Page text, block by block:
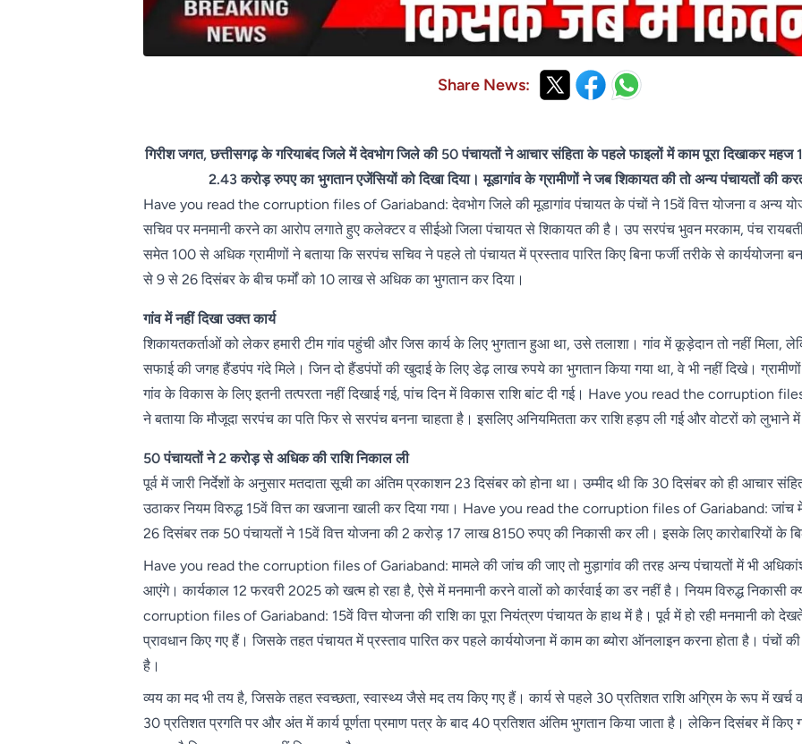
Share News:
गिरीश जगत, छत्तीसगढ़ के गरियाबंद जिले में देवभोग जिले की 50 पंचायतों ने आचार संहिता के पहले फाइलों में काम पूरा दिखाकर महज
2.43 करोड़ रुपए का भुगतान एजेंसियों को दिखा दिया। मूडागांव के ग्रामीणों ने जब शिकायत की तो अन्य पंचायतों की
Have you read the corruption files of Gariaband: देवभोग जिले की मूडागांव पंचायत के पंचों ने 15वें वित्त योजना व अन्य
सचिव पर मनमानी करने का आरोप लगाते हुए कलेक्टर व सीईओ जिला पंचायत से शिकायत की है। उप सरपंच भुवन मरकाम, पंच रायबती
समेत 100 से अधिक ग्रामीणों ने बताया कि सरपंच सचिव ने पहले तो पंचायत में प्रस्ताव पारित किए बिना फर्जी तरीके से कार्ययोजना
से 9 से 26 दिसंबर के बीच फर्मों को 10 लाख से अधिक का भुगतान कर दिया।
गांव में नहीं दिखा उक्त कार्य
शिकायतकर्ताओं को लेकर हमारी टीम गांव पहुंची और जिस कार्य के लिए भुगतान हुआ था, उसे तलाशा। गांव में कूड़ेदान तो नहीं मिला,
सफाई की जगह हैंडपंप गंदे मिले। जिन दो हैंडपंपों की खुदाई के लिए डेढ़ लाख रुपये का भुगतान किया गया था, वे भी नहीं दिखे।
गांव के विकास के लिए इतनी तत्परता नहीं दिखाई गई, पांच दिन में विकास राशि बांट दी गई। Have you read the corruption
ने बताया कि मौजूदा सरपंच का पति फिर से सरपंच बनना चाहता है। इसलिए अनियमितता कर राशि हड़प ली गई और वोटरों को लुभाने में
50 पंचायतों ने 2 करोड़ से अधिक की राशि निकाल ली
पूर्व में जारी निर्देशों के अनुसार मतदाता सूची का अंतिम प्रकाशन 23 दिसंबर को होना था। उम्मीद थी कि 30 दिसंबर को ही आचार
उठाकर नियम विरुद्ध 15वें वित्त का खजाना खाली कर दिया गया। Have you read the corruption files of Gariaband: जांच
26 दिसंबर तक 50 पंचायतों ने 15वें वित्त योजना की 2 करोड़ 17 लाख 8150 रुपए की निकासी कर ली। इसके लिए कारोबारियों के
Have you read the corruption files of Gariaband: मामले की जांच की जाए तो मुड़ागांव की तरह अन्य पंचायतों में भी
आएंगे। कार्यकाल 12 फरवरी 2025 को खत्म हो रहा है, ऐसे में मनमानी करने वालों को कार्रवाई का डर नहीं है। नियम विरुद्ध
corruption files of Gariaband: 15वें वित्त योजना की राशि का पूरा नियंत्रण पंचायत के हाथ में है। पूर्व में हो रही मनमानी को
प्रावधान किए गए हैं। जिसके तहत पंचायत में प्रस्ताव पारित कर पहले कार्ययोजना में काम का ब्योरा ऑनलाइन करना होता है। पंचों
है।
व्यय का मद भी तय है, जिसके तहत स्वच्छता, स्वास्थ्य जैसे मद तय किए गए हैं। कार्य से पहले 30 प्रतिशत राशि अग्रिम के रूप में खर्च
30 प्रतिशत प्रगति पर और अंत में कार्य पूर्णता प्रमाण पत्र के बाद 40 प्रतिशत अंतिम भुगतान किया जाता है। लेकिन दिसंबर में किए